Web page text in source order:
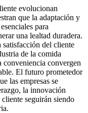
evolucionan
que la adaptación y
para
una lealtad duradera.
del cliente
de la comida
conveniencia convergen
El futuro prometedor
las empresas se
la innovación
seguirán siendo